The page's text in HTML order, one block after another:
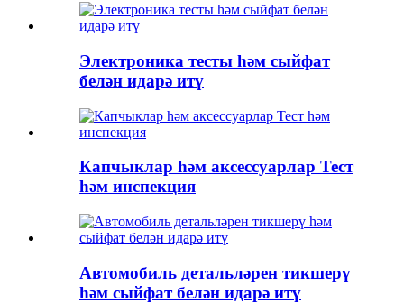
Электроника тесты һәм сыйфат
белән идарә итү
Капчыклар һәм аксессуарлар Тест
һәм инспекция
Автомобиль детальләрен тикшерү
һәм сыйфат белән идарә итү